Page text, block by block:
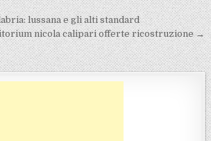
articoli
lussana e gli alti standard
nicola calipari offerte ricostruzione →